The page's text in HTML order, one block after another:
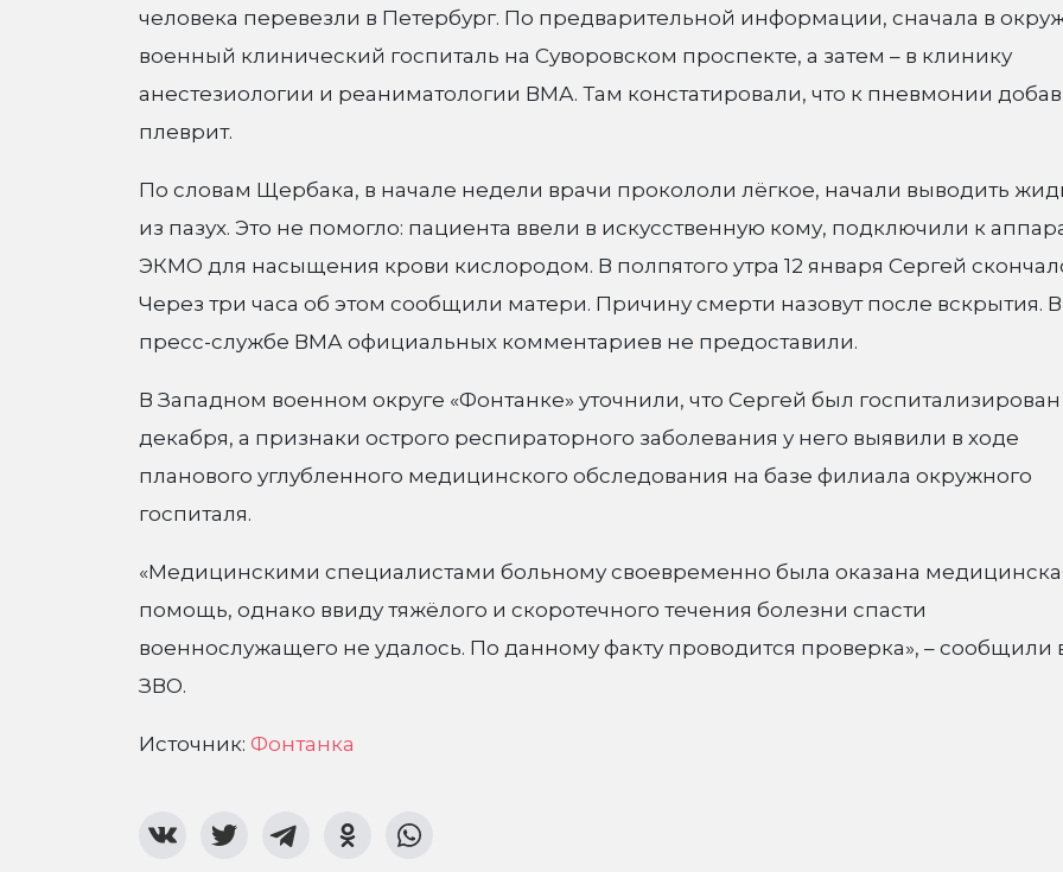
человека перевезли в Петербург. По предварительной информации, сначала в
военный клинический госпиталь на Суворовском проспекте, а затем – в клинику
анестезиологии и реаниматологии ВМА. Там констатировали, что к пневмонии
плеврит.
По словам Щербака, в начале недели врачи прокололи лёгкое, начали выводить
из пазух. Это не помогло: пациента ввели в искусственную кому, подключили к
ЭКМО для насыщения крови кислородом. В полпятого утра 12 января Сергей
Через три часа об этом сообщили матери. Причину смерти назовут после вскрытия. В
пресс-службе ВМА официальных комментариев не предоставили.
В Западном военном округе «Фонтанке» уточнили, что Сергей был госпитализирован
декабря, а признаки острого респираторного заболевания у него выявили в ходе
планового углубленного медицинского обследования на базе филиала окружного
госпиталя.
«Медицинскими специалистами больному своевременно была оказана
помощь, однако ввиду тяжёлого и скоротечного течения болезни спасти
военнослужащего не удалось. По данному факту проводится проверка», – сообщили
ЗВО.
Источник: Фонтанка